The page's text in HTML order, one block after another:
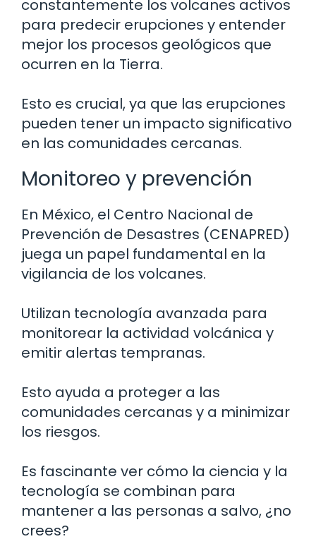
constantemente los volcanes activos
para predecir erupciones y entender
mejor los procesos geológicos que
ocurren en la Tierra.
Esto es crucial, ya que las erupciones
pueden tener un impacto significativo
en las comunidades cercanas.
Monitoreo y prevención
En México, el Centro Nacional de
Prevención de Desastres (CENAPRED)
juega un papel fundamental en la
vigilancia de los volcanes.
Utilizan tecnología avanzada para
monitorear la actividad volcánica y
emitir alertas tempranas.
Esto ayuda a proteger a las
comunidades cercanas y a minimizar
los riesgos.
Es fascinante ver cómo la ciencia y la
tecnología se combinan para
mantener a las personas a salvo, ¿no
crees?